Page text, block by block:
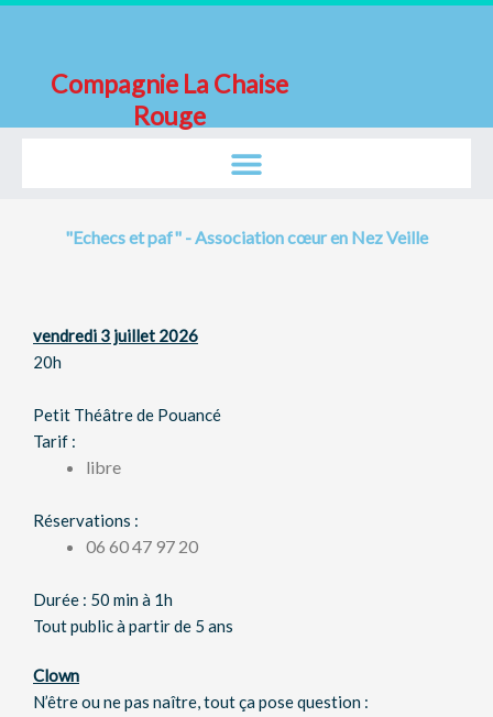
contenuCompagnie La Chaise
Rouge
"Echecs et paf" - Association cœur en Nez Veille
vendredi 3 juillet 2026
20h
Petit Théâtre de Pouancé
Tarif :
libre
Réservations :
06 60 47 97 20
Durée : 50 min à 1h
Tout public à partir de 5 ans
Clown
N’être ou ne pas naître, tout ça pose question :